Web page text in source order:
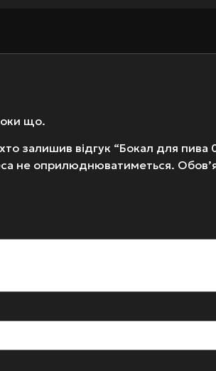
що.
залишив відгук “Бокал для пива
не оприлюднюватиметься.